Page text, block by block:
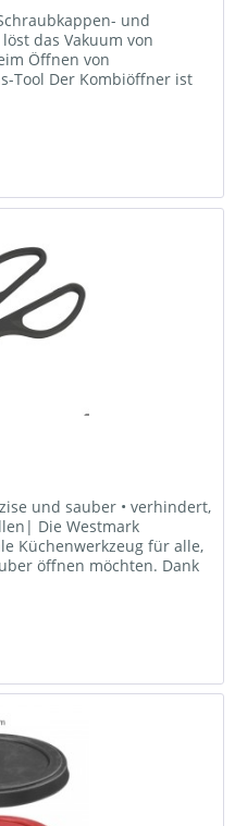
und
das Vakuum von
Öffnen von
Tool Der Kombiöffner ist
und sauber • verhindert,
Die Westmark
Küchenwerkzeug für alle,
öffnen möchten. Dank